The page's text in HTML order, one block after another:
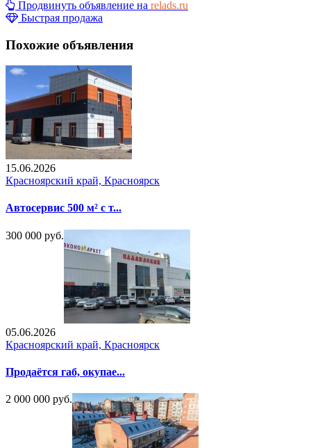
Продвинуть объявление на relads.ru
Быстрая продажа
Похожие объявления
15.06.2026
Красноярский край, Красноярск
Автосервис 500 м² с т...
300 000 руб.
05.06.2026
Красноярский край, Красноярск
Продаётся габ, окупае...
2 000 000 руб.